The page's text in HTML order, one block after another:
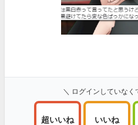
＼ ログインしていなく
超いいね いいね